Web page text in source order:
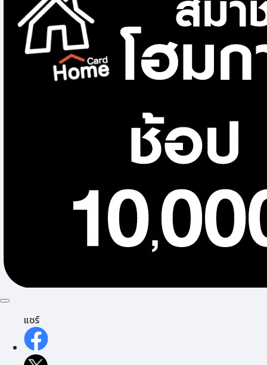
แชร์